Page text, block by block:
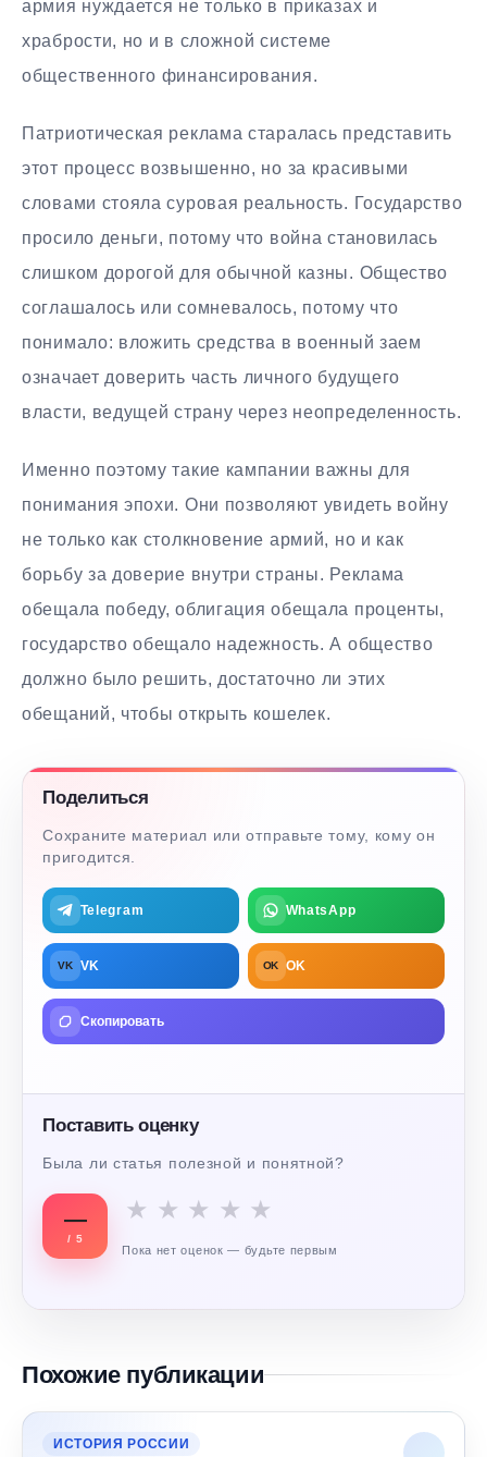
армия нуждается не только в приказах и
храбрости, но и в сложной системе
общественного финансирования.
Патриотическая реклама старалась представить
этот процесс возвышенно, но за красивыми
словами стояла суровая реальность. Государство
просило деньги, потому что война становилась
слишком дорогой для обычной казны. Общество
соглашалось или сомневалось, потому что
понимало: вложить средства в военный заем
означает доверить часть личного будущего
власти, ведущей страну через неопределенность.
Именно поэтому такие кампании важны для
понимания эпохи. Они позволяют увидеть войну
не только как столкновение армий, но и как
борьбу за доверие внутри страны. Реклама
обещала победу, облигация обещала проценты,
государство обещало надежность. А общество
должно было решить, достаточно ли этих
обещаний, чтобы открыть кошелек.
Поделиться
Сохраните материал или отправьте тому, кому он
пригодится.
Telegram WhatsApp
VK VK OK OK
Скопировать
Поставить оценку
Была ли статья полезной и понятной?
—
/ 5
★ ★ ★ ★ ★
Пока нет оценок — будьте первым
Похожие публикации
ИСТОРИЯ РОССИИ